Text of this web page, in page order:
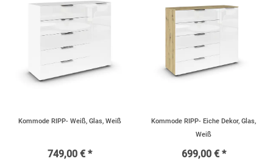
Kommode RIPP- Weiß, Glas, Weiß
749,00 € *
Kommode RIPP- Eiche Dekor, Glas,
Weiß
699,00 € *